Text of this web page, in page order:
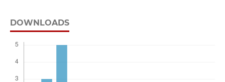
DOWNLOADS